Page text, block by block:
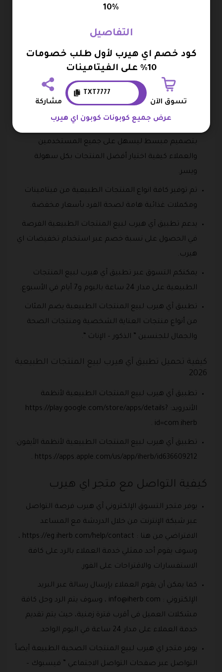
والعروض اليومية أيضاً الخاصة بكافة المنتجات الصحية
يوفر تطبيق آي هيرب لبيع المنتجات الطبيعية فرصة
لكافة المستخدمين عبر برنامج المكافآت للكسب من
خلال مشاركة الموقع مع الآخرين، والفوز بنسبة خصم
بتصميم مبسط ليسهل على جميع المستخدمين
والعملاء كيفية اختيار أفضل المنتجات بكل سهولة
ويسر.
تم توفير كافة انواع المنتجات الطبيعية من فيتامينات
ومكملات غذائية هامة لصحة الفرد بأسعار مخفضة.
يدعم تطبيق آي هيرب لبيع المنتجات الطبيعية الفرصة
في الحصول على نسبة خصم عبر استخدام تخفيضات اي
هيرب.
يمكنكم التسوق عبر تطبيق آي هيرب لبيع المنتجات
الطبيعية على مدار 24 ساعة باليوم و7 أيام في الأسبوع.
تطبيق آي هيرب لبيع المنتجات الطبيعية يضم المئات
من أنواع منتجات العناية الشخصية ومنتجات الصحة
والجمال للجنسين ” الذكور – الإناث “.
كيفية تحميل تطبيق آي هيرب لبيع المنتجات الطبيعية
2026
تطبيق آي هيرب لبيع المنتجات الطبيعية لأنظمة
الأندرويد: https://play.google.com/store/apps/details?
id=com.iherb .
تطبيق آي هيرب لبيع المنتجات الطبيعية لأنظمة الأيفون:
https://apps.apple.com/us/app/iherb/id636609212 .
كيفية التواصل مع متجر اي هيرب
يوفر متجر التسوق الإلكتروني آي هيرب فرصة التواصل
عبر شبكة الإنترنت من خلال الدردشة مع المساعد
الافتراضي من هنا : https://eg.iherb.com/help/contact ،
وسوف يقوم أحد ممثلي خدمة العملاء بالرد على كافة
الاستفسارات والاقتراحات على الفور.
كما يمكن أن يقوم العملاء بإرسال رسالة عبر البريد
الإلكتروني : info@iherb.com ، وسوف يتم الرد وحل كافة
مشكلات العميل في أقرب فترة زمنية، حيث يتم تقديم
خدمة العملاء على مدار 24 ساعة في اليوم الواحد.
يوفر متجر اي هيرب لبيع المنتجات الصحية الطبيعة أيضاً
التواصل عبر صفحات التواصل الاجتماعي ” فيسبوك –
10%
التفاصيل
كود خصم اي هيرب لأول طلب خصومات
10% على الفيتامينات
تسوق الآن
TXT7777
مشاركة
عرض جميع كوبونات كوبون اي هيرب